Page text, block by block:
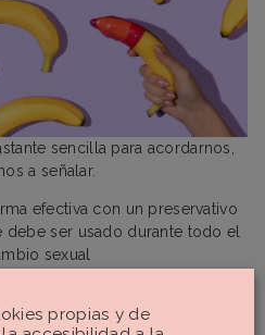
sencilla para acordarnos,
a señalar.
efectiva con un preservativo
ser usado durante todo el
sexual
sexual y embarazos:
propias y de